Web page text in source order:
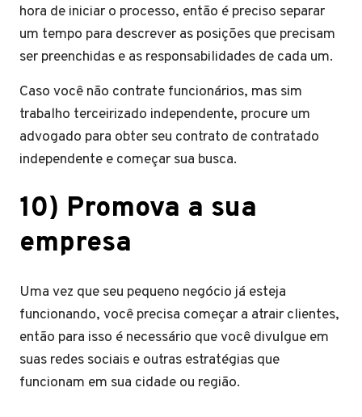
hora de iniciar o processo, então é preciso separar
um tempo para descrever as posições que precisam
ser preenchidas e as responsabilidades de cada um.
Caso você não contrate funcionários, mas sim
trabalho terceirizado independente, procure um
advogado para obter seu contrato de contratado
independente e começar sua busca.
10) Promova a sua
empresa
Uma vez que seu pequeno negócio já esteja
funcionando, você precisa começar a atrair clientes,
então para isso é necessário que você divulgue em
suas redes sociais e outras estratégias que
funcionam em sua cidade ou região.